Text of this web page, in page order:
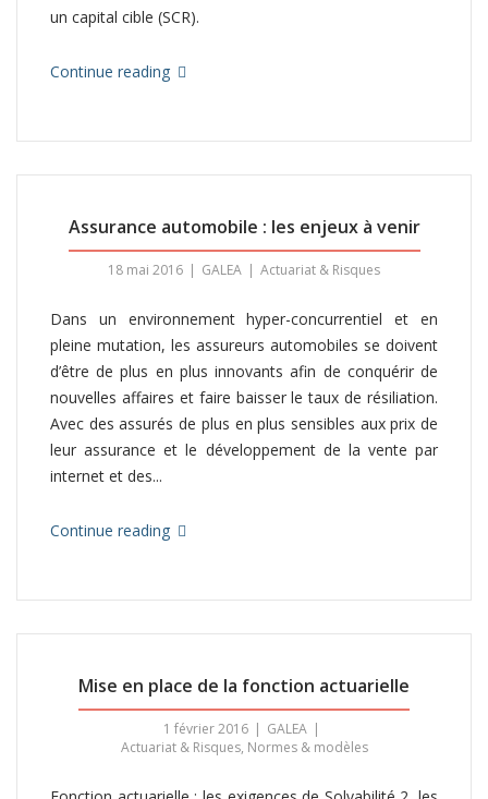
un capital cible (SCR).
Continue reading
Assurance automobile : les enjeux à venir
18 mai 2016 GALEA Actuariat & Risques
Dans un environnement hyper-concurrentiel et en
pleine mutation, les assureurs automobiles se doivent
d’être de plus en plus innovants afin de conquérir de
nouvelles affaires et faire baisser le taux de résiliation.
Avec des assurés de plus en plus sensibles aux prix de
leur assurance et le développement de la vente par
internet et des...
Continue reading
Mise en place de la fonction actuarielle
1 février 2016
GALEA
Actuariat & Risques, Normes & modèles